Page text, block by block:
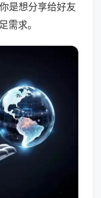
是想分享给好友
需求。